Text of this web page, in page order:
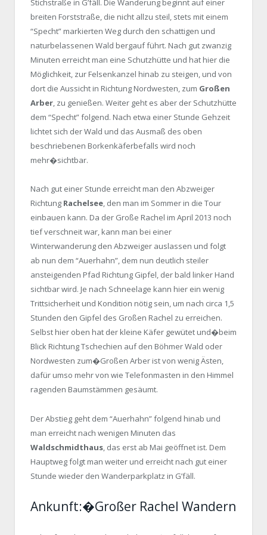
Stichstraße in G’fäll. Die Wanderung beginnt auf einer
breiten Forststraße, die nicht allzu steil, stets mit einem
“Specht” markierten Weg durch den schattigen und
naturbelassenen Wald bergauf führt. Nach gut zwanzig
Minuten erreicht man eine Schutzhütte und hat hier die
Möglichkeit, zur Felsenkanzel hinab zu steigen, und von
dort die Aussicht in Richtung Nordwesten, zum Großen
Arber, zu genießen. Weiter geht es aber der Schutzhütte
dem “Specht” folgend. Nach etwa einer Stunde Gehzeit
lichtet sich der Wald und das Ausmaß des oben
beschriebenen Borkenkäferbefalls wird noch
mehr�sichtbar.
Nach gut einer Stunde erreicht man den Abzweiger
Richtung Rachelsee, den man im Sommer in die Tour
einbauen kann. Da der Große Rachel im April 2013 noch
tief verschneit war, kann man bei einer
Winterwanderung den Abzweiger auslassen und folgt
ab nun dem “Auerhahn”, dem nun deutlich steiler
ansteigenden Pfad Richtung Gipfel, der bald linker Hand
sichtbar wird. Je nach Schneelage kann hier ein wenig
Trittsicherheit und Kondition nötig sein, um nach circa 1,5
Stunden den Gipfel des Großen Rachel zu erreichen.
Selbst hier oben hat der kleine Käfer gewütet und�beim
Blick Richtung Tschechien auf den Böhmer Wald oder
Nordwesten zum�Großen Arber ist von wenig Ästen,
dafür umso mehr von wie Telefonmasten in den Himmel
ragenden Baumstämmen gesäumt.
Der Abstieg geht dem “Auerhahn” folgend hinab und
man erreicht nach wenigen Minuten das
Waldschmidthaus , das erst ab Mai geöffnet ist. Dem
Hauptweg folgt man weiter und erreicht nach gut einer
Stunde wieder den Wanderparkplatz in G’fäll.
Ankunft:�Großer Rachel Wandern